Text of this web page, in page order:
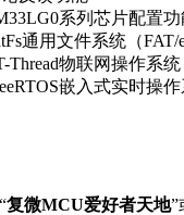
系列芯片配置功
通用文件系统（FAT/
Thread物联网操作系统
嵌入式实时操
复微MCU爱好者天地”